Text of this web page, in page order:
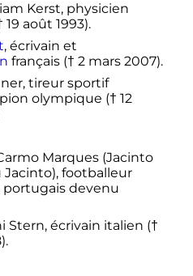
Kerst, physicien
19 août 1993).
, écrivain et
français († 2 mars 2007).
tireur sportif
olympique († 12
Marques (Jacinto
Jacinto), footballeur
portugais devenu
Stern, écrivain italien (†
).